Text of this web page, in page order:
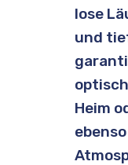
lose
und
Heim